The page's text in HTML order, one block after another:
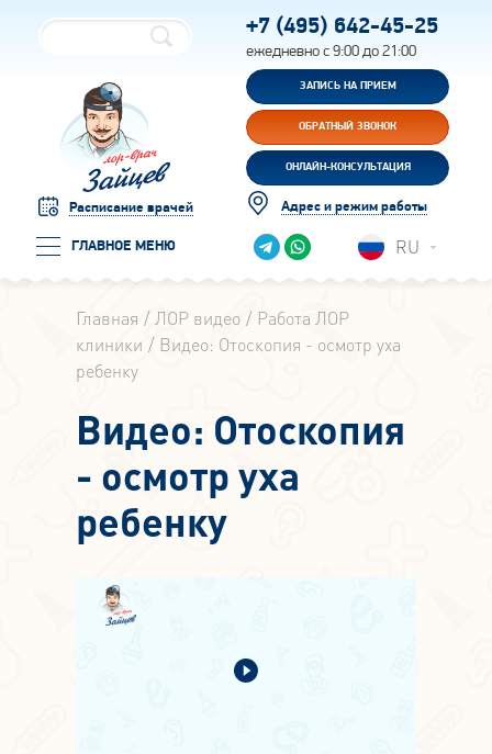
Расписание врачей
ГЛАВНОЕ МЕНЮ
+7 (495) 642-45-25
ежедневно с 9:00 до 21:00
ЗАПИСЬ НА ПРИЕМ
ОБРАТНЫЙ ЗВОНОК
ОНЛАЙН-КОНСУЛЬТАЦИЯ
Адрес и режим работы
RU
Главная ЛОР видео
Работа ЛОР
клиники
Видео: Отоскопия - осмотр уха
ребенку
Видео: Отоскопия
- осмотр уха
ребенку